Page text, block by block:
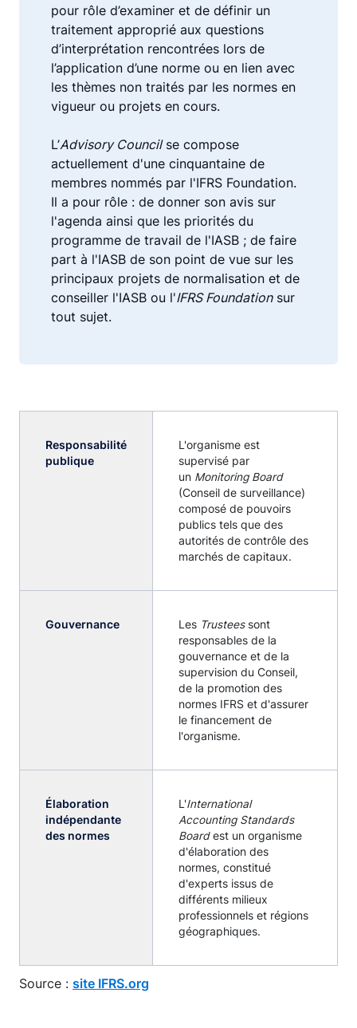
pour rôle d’examiner et de définir un
traitement approprié aux questions
d’interprétation rencontrées lors de
l’application d’une norme ou en lien avec
les thèmes non traités par les normes en
vigueur ou projets en cours.
L’Advisory Councilse compose
actuellement d'une cinquantaine de
membres nommés par l'IFRS Foundation.
Il a pour rôle : de donner son avis sur
l'agenda ainsi que les priorités du
programme de travail de l'IASB ; de faire
part à l'IASB de son point de vue sur les
principaux projets de normalisation et de
conseiller l'IASB ou l'IFRS Foundationsur
tout sujet.
Responsabilité
publique
L'organisme est
supervisé par
un Monitoring Board
(Conseil de surveillance)
composé de pouvoirs
publics tels que des
autorités de contrôle des
marchés de capitaux.
Gouvernance Les Trusteessont
responsables de la
gouvernance et de la
supervision du Conseil,
de la promotion des
normes IFRS et d'assurer
le financement de
l'organisme.
Élaboration
indépendante
des normes
L'International
Accounting Standards
Boardest un organisme
d'élaboration des
normes, constitué
d'experts issus de
différents milieux
professionnels et régions
géographiques.
Source : site IFRS.org